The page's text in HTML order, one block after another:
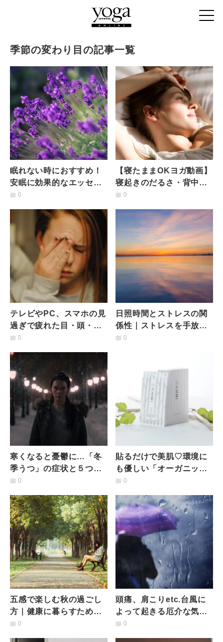
季節の変わり目の記事一覧
眠れない時におすすめ！
安眠に効果的なエッセン
シャルオイル
0
【寝たままOKヨガ動画】
寝起きのだるさ・背中や
腰のこり・頭痛の原因と
0
テレビやPC、スマホの見
過ぎで疲れた目・頭・首
の簡単ケア方法とヨガ動
0
日照時間とストレスの関
係性｜ストレスを手放す
簡単な方法とは
0
寒くなると憂鬱に…「冬
季うつ」の症状と５つの
対処法
0
貼るだけで美肌♡環境に
も優しい「オーガニッ
ク」シートマスク５選
0
五感で楽しむ秋の過ごし
方｜健康に暮らすための
アーユルヴェーダの知恵
0
頭痛、肩こりetc.台風に
よって起きる厄介な気象
病｜簡単ヨガポーズで解
0